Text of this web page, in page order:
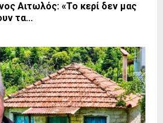
Αιτωλός: «Το κερί δεν μας
τα...